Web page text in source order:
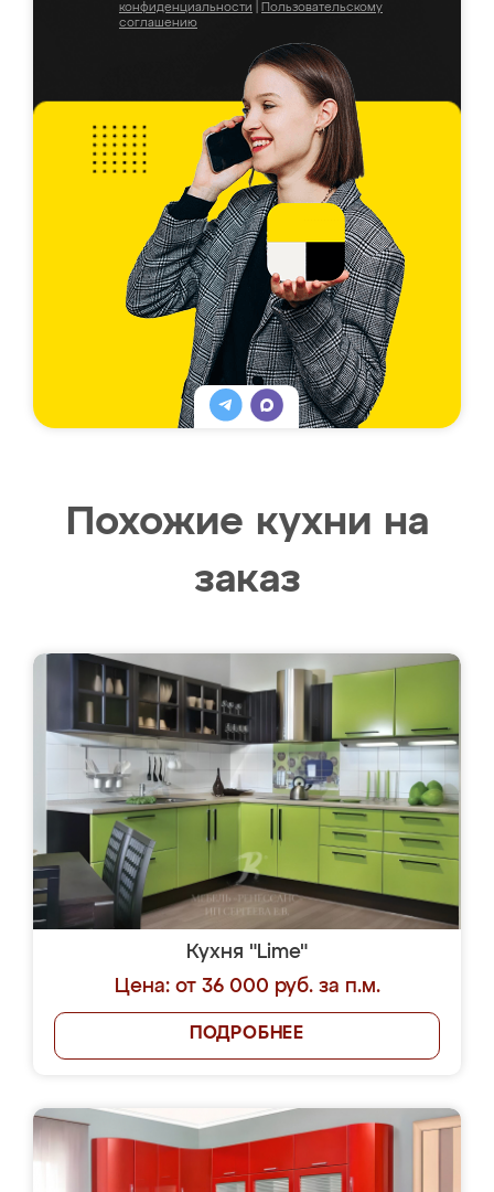
конфиденциальности
Пользовательскому
соглашению
Похожие кухни на
заказ
Кухня "Lime"
Цена: от 36 000 руб. за п.м.
ПОДРОБНЕЕ